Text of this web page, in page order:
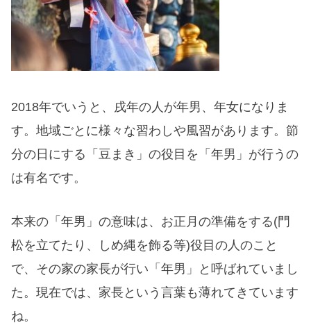
2018年でいうと、戌年の人が年男、年女になりま
す。地域ごとに様々な習わしや風習があります。節
分の日にする「豆まき」の役目を「年男」が行うの
は有名です。
本来の「年男」の意味は、お正月の準備をする(門
松を立てたり、しめ縄を飾る等)役目の人のこと
で、その家の家長が行い「年男」と呼ばれていまし
た。現在では、家長という言葉も薄れてきています
ね。